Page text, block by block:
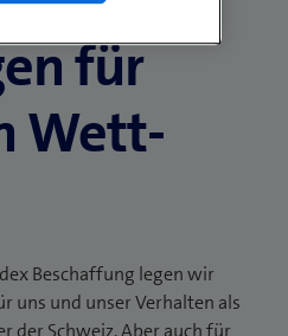
für
Wett­
Beschaffung legen wir
uns und unser Verhalten als
der Schweiz. Aber auch für